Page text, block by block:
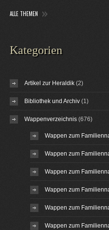
ALLE THEMEN
Kategorien
Artikel zur Heraldik (2)
Bibliothek und Archiv (1)
Wappenverzeichnis (676)
Wappen zum
Wappen zum
Wappen zum
Wappen zum
Wappen zum
Wappen zum